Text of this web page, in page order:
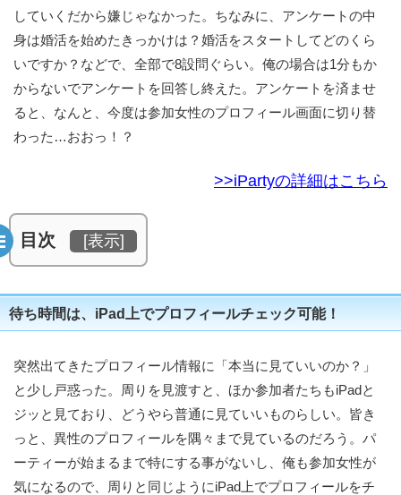
していくだから嫌じゃなかった。ちなみに、アンケートの中
身は婚活を始めたきっかけは？婚活をスタートしてどのくら
いですか？などで、全部で8設問ぐらい。俺の場合は1分もか
からないでアンケートを回答し終えた。アンケートを済ませ
ると、なんと、今度は参加女性のプロフィール画面に切り替
わった…おおっ！？
>>iPartyの詳細はこちら
目次 [表示]
待ち時間は、iPad上でプロフィールチェック可能！
突然出てきたプロフィール情報に「本当に見ていいのか？」
と少し戸惑った。周りを見渡すと、ほか参加者たちもiPadと
ジッと見ており、どうやら普通に見ていいものらしい。皆き
っと、異性のプロフィールを隅々まで見ているのだろう。パ
ーティーが始まるまで特にする事がないし、俺も参加女性が
気になるので、周りと同じようにiPad上でプロフィールをチ